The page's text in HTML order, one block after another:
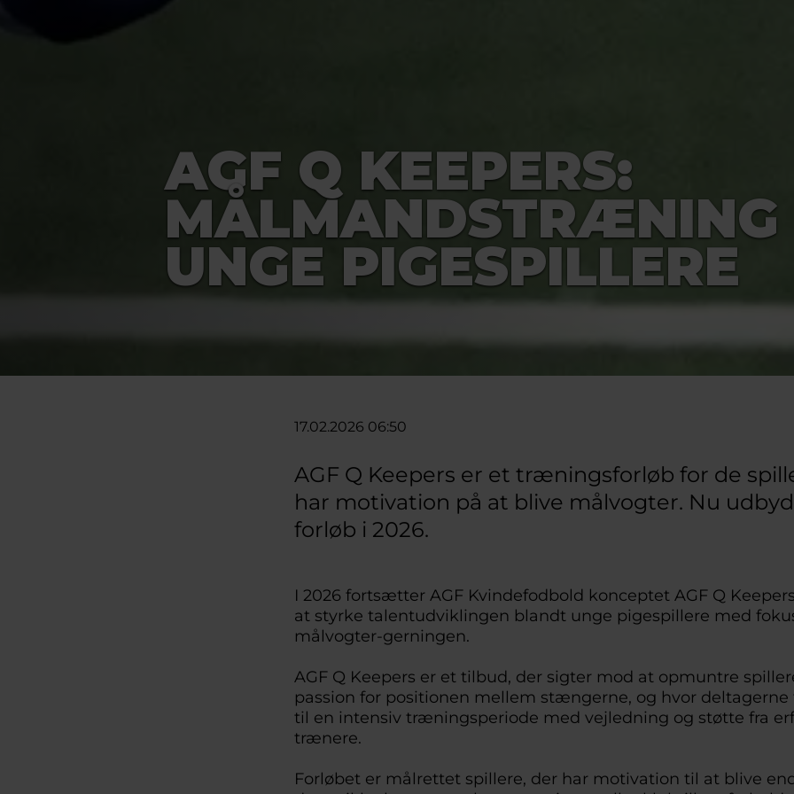
AGF Q KEEPERS:
MÅLMANDSTRÆNING
UNGE PIGESPILLERE
17.02.2026 06:50
AGF Q Keepers er et træningsforløb for de
har motivation på at blive målvogter. Nu
forløb i 2026.
I 2026 fortsætter AGF Kvindefodbold konceptet AGF Q
at styrke talentudviklingen blandt unge pigespillere med
målvogter-gerningen.
AGF Q Keepers er et tilbud, der sigter mod at opmuntre
passion for positionen mellem stængerne, og hvor deltagerne
til en intensiv træningsperiode med vejledning og støtte fra
trænere.
Forløbet er målrettet spillere, der har motivation til at blive